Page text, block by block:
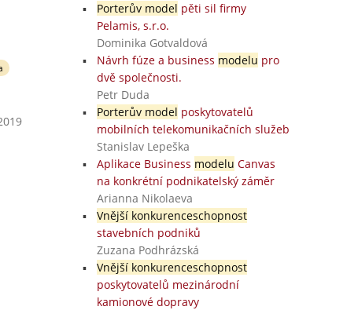
Porterův model pěti sil firmy
Pelamis, s.r.o.
Dominika Gotvaldová
Návrh fúze a business modelu pro
dvě společnosti.
Petr Duda
Porterův model poskytovatelů
mobilních telekomunikačních služeb
Stanislav Lepeška
Aplikace Business modelu Canvas
na konkrétní podnikatelský záměr
Arianna Nikolaeva
Vnější konkurenceschopnost
stavebních podniků
Zuzana Podhrázská
Vnější konkurenceschopnost
poskytovatelů mezinárodní
kamionové dopravy